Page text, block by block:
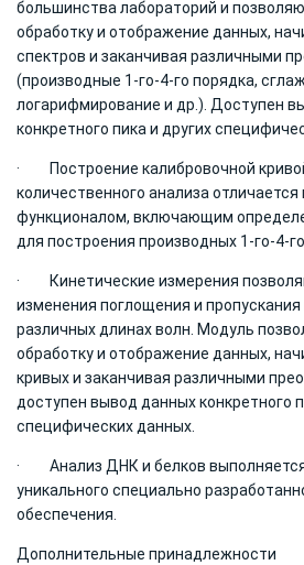
большинства лабораторий и
обработку и отображение данных,
спектров и заканчивая различными
(производные 1-го-4-го порядка,
логарифмирование и др.). Доступен
конкретного пика и других
· Построение калибровочной
количественного анализа
функционалом, включающим
для построения производных 1-го-4-
· Кинетические измерения
изменения поглощения и
различных длинах волн. Модуль
обработку и отображение данных,
кривых и заканчивая различными
доступен вывод данных конкретного
специфических данных.
· Анализ ДНК и белков
уникального специально
обеспечения.
Дополнительные принадлежности